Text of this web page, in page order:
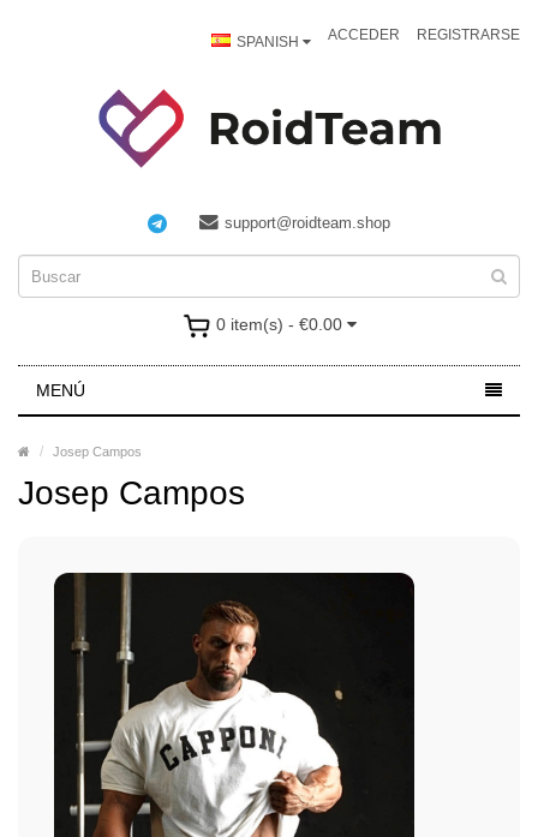
SPANISH ACCEDER REGISTRARSE
support@roidteam.shop
0 item(s) - €0.00
MENÚ
Josep Campos
Josep Campos